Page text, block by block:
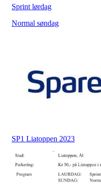
Sprint lørdag
Normal søndag
SP1 Liatoppen 2023